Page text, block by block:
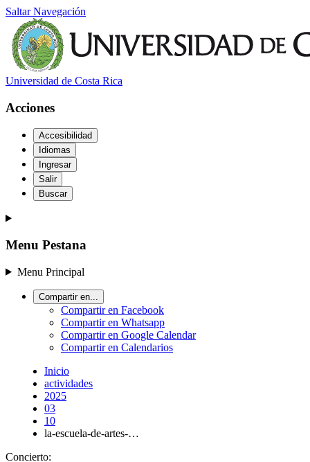
Saltar Navegación
Universidad de Costa Rica
Acciones
Accesibilidad
Idiomas
Ingresar
Salir
Buscar
Menu Pestana
Menu Principal
Compartir en...
Compartir en Facebook
Compartir en Whatsapp
Compartir en Google Calendar
Compartir en Calendarios
Inicio
actividades
2025
03
10
la-escuela-de-artes-…
Concierto: